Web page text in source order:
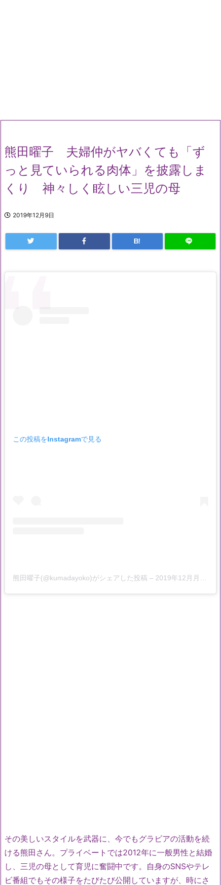
熊田曜子 夫婦仲がヤバくても「ず
っと見ていられる肉体」を披露しま
くり 神々しく眩しい三児の母
2019年12月9日
B!
この投稿をInstagramで見る
熊田曜子(@kumadayoko)がシェアした投稿 – 2019年12月月7日午前8時39分PST
その美しいスタイルを武器に、今でもグラビアの活動を続
ける熊田さん。プライベートでは2012年に一般男性と結婚
し、三児の母として育児に奮闘中です。自身のSNSやテレ
ビ番組でもその様子をたびたび公開していますが、時にさ